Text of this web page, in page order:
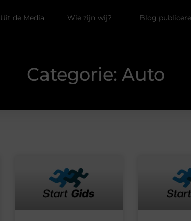
Uit de Media Wie zijn wij? Blog
Categorie: Auto